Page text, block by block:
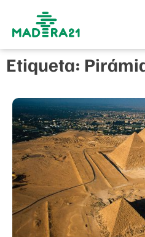
Etiqueta: